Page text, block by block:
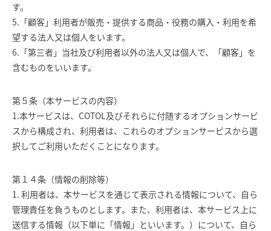
す。
5.「顧客」利用者が販売・提供する商品・役務の購入・利用を希
望する法人又は個人をいます。
6.「第三者」当社及び利用者以外の法人又は個人で、「顧客」を
含むものをいいます。
第５条（本サービスの内容）
1.本サービスは、COTOL及びそれらに付随するオプションサービ
スから構成され、利用者は、これらのオプションサービスから選
択してご利用いただくことになります。
第１４条（情報の削除等）
1. 利用者は、本サービスを通じて表示される情報について、自ら
管理責任を負うものとします。また、利用者は、本サービス上に
送信する情報（以下単に「情報」といいます。）について、自ら